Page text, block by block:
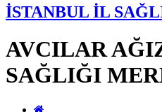
İSTANBUL İL
AVCILAR
SAĞLIĞI